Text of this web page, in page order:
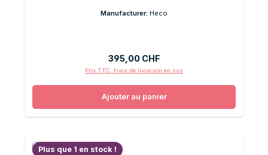
Manufacturer: Heco
Prix régulier :
395,00 CHF
Prix TTC, frais de livraison en sus
Ajouter au panier
Plus que 1 en stock !